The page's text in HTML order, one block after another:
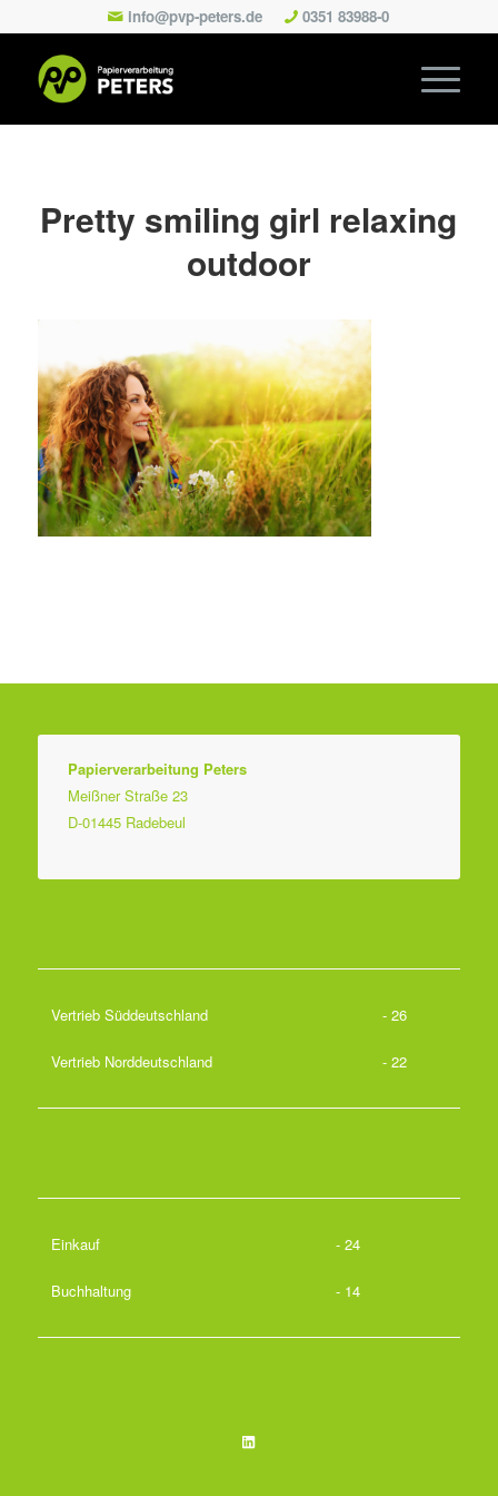
info@pvp-peters.de 0351 83988-0
Pretty smiling girl relaxing
outdoor
Papierverarbeitung Peters
Meißner Straße 23
D-01445 Radebeul
Vertrieb Süddeutschland - 26
Vertrieb Norddeutschland - 22
Einkauf - 24
Buchhaltung - 14
LinkedIn